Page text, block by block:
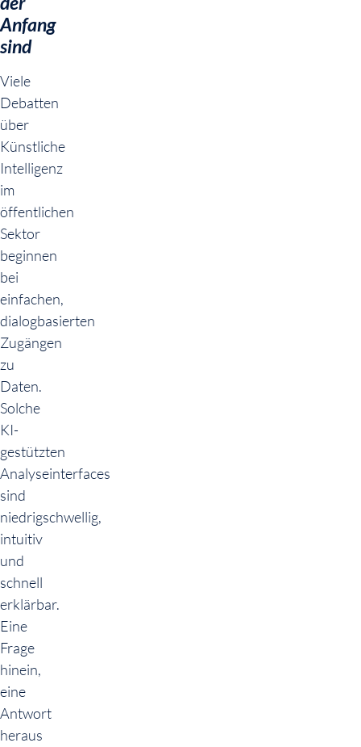
Anfang
sind
Viele
Debatten
über
Künstliche
Intelligenz
im
öffentlichen
Sektor
beginnen
bei
einfachen,
dialogbasierten
Zugängen
zu
Daten.
Solche
KI-
gestützten
Analyseinterfaces
sind
niedrigschwellig,
intuitiv
und
schnell
erklärbar.
Eine
Frage
hinein,
eine
Antwort
heraus